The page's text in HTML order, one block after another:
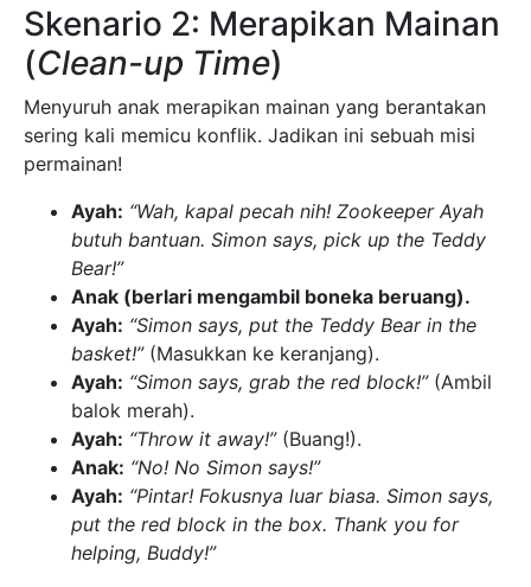
Skenario 2: Merapikan Mainan
(Clean-up Time)
Menyuruh anak merapikan mainan yang berantakan
sering kali memicu konflik. Jadikan ini sebuah misi
permainan!
Ayah: “Wah, kapal pecah nih! Zookeeper Ayah
butuh bantuan. Simon says, pick up the Teddy
Bear!”
Anak (berlari mengambil boneka beruang).
Ayah: “Simon says, put the Teddy Bear in the
basket!”(Masukkan ke keranjang).
Ayah: “Simon says, grab the red block!”(Ambil
balok merah).
Ayah: “Throw it away!”(Buang!).
Anak: “No! No Simon says!”
Ayah: “Pintar! Fokusnya luar biasa. Simon says,
put the red block in the box. Thank you for
helping, Buddy!”